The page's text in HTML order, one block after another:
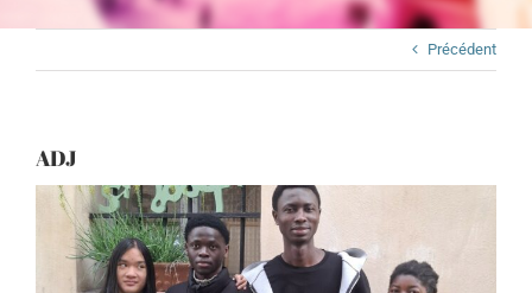
Précédent
ADJ